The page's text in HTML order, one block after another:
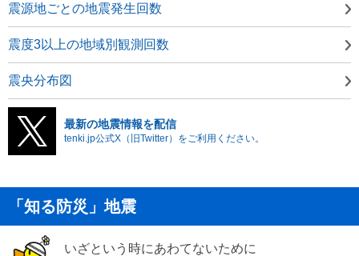
震源地ごとの地震発生回数
震度3以上の地域別観測回数
震央分布図
最新の地震情報を配信
tenki.jp公式X（旧Twitter）をご利用ください。
「知る防災」地震
いざという時にあわてないために